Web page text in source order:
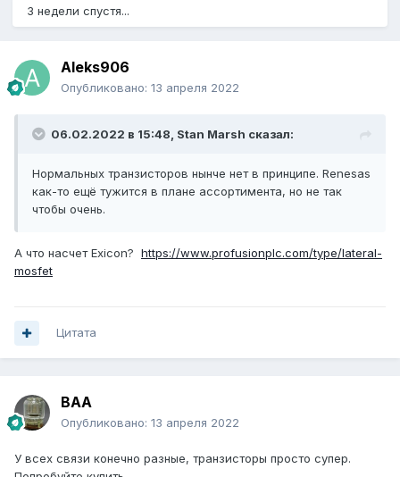
3 недели спустя...
Aleks906
Опубликовано: 13 апреля 2022
06.02.2022 в 15:48, Stan Marsh сказал:
Нормальных транзисторов нынче нет в принципе. Renesas
как-то ещё тужится в плане ассортимента, но не так
чтобы очень.
А что насчет Exicon? https://www.profusionplc.com/type/lateral-
mosfet
Цитата
BAA
Опубликовано: 13 апреля 2022
У всех связи конечно разные, транзисторы просто супер.